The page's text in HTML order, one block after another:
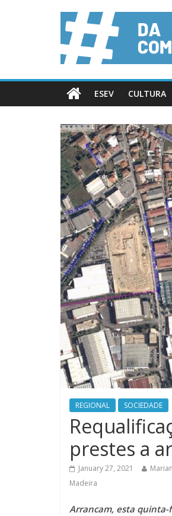
ESEV CULTURA
REGIONAL SOCIEDADE
prestes a
January 27, 2021
Madeira
Arrancam, esta quinta-